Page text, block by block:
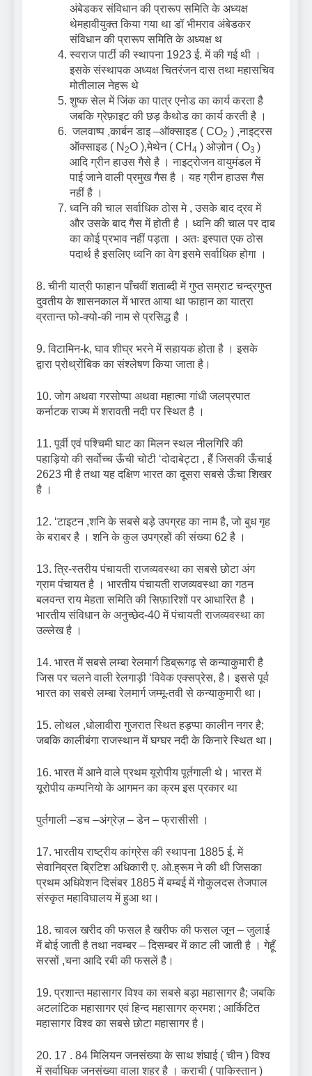
अंबेडकर संविधान की प्रारूप समिति के अध्यक्ष
थेमहावीयुक्त किया गया था डॉ भीमराव अंबेडकर
संविधान की प्रारूप समिति के अध्यक्ष थ
स्वराज पार्टी की स्थापना 1923 ई. में की गई थी ।
इसके संस्थापक अध्यक्ष चितरंजन दास तथा महासचिव
मोतीलाल नेहरू थे
शुष्क सेल में जिंक का पात्र एनोड का कार्य करता है
जबकि ग्रेफ़ाइट की छड़ कैथोड का कार्य करती है ।
जलवाष्प ,कार्बन डाइ –ऑक्साइड ( CO2 ) ,नाइट्रस
ऑक्साइड ( N 2O ),मेथेन ( CH 4 ) ओज़ोन ( O3 )
आदि ग्रीन हाउस गैसे है । नाइट्रोजन वायुमंडल में
पाई जाने वाली प्रमुख गैस है । यह ग्रीन हाउस गैस
नहीं है ।
ध्वनि की चाल सर्वाधिक ठोस मे , उसके बाद द्रव में
और उसके बाद गैस में होती है । ध्वनि की चाल पर दाब
का कोई प्रभाव नहीं पड़ता । अतः इस्पात एक ठोस
पदार्थ है इसलिए ध्वनि का वेग इसमे सर्वाधिक होगा ।
8. चीनी यात्री फाहान पाँचवीं शताब्दी में गुप्त सम्राट चन्द्रगुप्त
दुवतीय के शासनकाल में भारत आया था फाहान का यात्रा
व्रतान्त फो-क्यो-की नाम से प्रसिद्ध है ।
9. विटामिन-k, घाव शीघ्र भरने में सहायक होता है । इसके
द्वारा प्रोथ्रोंबिक का संश्लेषण किया जाता है।
10. जोग अथवा गरसोप्पा अथवा महात्मा गांधी जलप्रपात
कर्नाटक राज्य में शरावती नदी पर स्थित है ।
11. पूर्वी एवं पश्चिमी घाट का मिलन स्थल नीलगिरि की
पहाड़ियो की सर्वोच्च ऊँची चोटी ‘दोदाबेट्टा , हैं जिसकी ऊँचाई
2623 मी है तथा यह दक्षिण भारत का दूसरा सबसे ऊँचा शिखर
है ।
12. ‘टाइटन ,शनि के सबसे बड़े उपग्रह का नाम है, जो बुध गृह
के बराबर है । शनि के कुल उपग्रहों की संख्या 62 है ।
13. त्रि-स्तरीय पंचायती राजव्यवस्था का सबसे छोटा अंग
ग्राम पंचायत है । भारतीय पंचायती राजव्यवस्था का गठन
बलवन्त राय मेहता समिति की सिफ़ारिशों पर आधारित है ।
भारतीय संविधान के अनुच्छेद-40 में पंचायती राजव्यवस्था का
उल्लेख है ।
14. भारत में सबसे लम्बा रेलमार्ग डिब्रूगढ़ से कन्याकुमारी है
जिस पर चलने वाली रेलगाड़ी ‘विवेक एक्सप्रेस, है। इससे पूर्व
भारत का सबसे लम्बा रेलमार्ग जम्मू-तवी से कन्याकुमारी था।
15. लोथल ,धोलावीरा गुजरात स्थित हड़प्पा कालीन नगर है;
जबकि कालीबंगा राजस्थान में घग्घर नदी के किनारे स्थित था।
16. भारत में आने वाले प्रथम यूरोपीय पूर्तगाली थे। भारत में
यूरोपीय कम्पनियो के आगमन का क्रम इस प्रकार था
पुर्तगाली –डच –अंग्रेज़ – डेन – फ्रासीसी ।
17. भारतीय राष्ट्रीय कांग्रेस की स्थापना 1885 ई. में
सेवानिव्रत ब्रिटिश अधिकारी ए. ओ.ह्रूम ने की थी जिसका
प्रथम अधिवेशन दिसंबर 1885 में बम्बई में गोकुलदस तेजपाल
संस्कृत महाविघालय में हुआ था।
18. चावल खरीद की फसल है खरीफ की फसल जून – जुलाई
में बोई जाती है तथा नवम्बर – दिसम्बर में काट ली जाती है । गेहूँ
सरसों ,चना आदि रबी की फसलें है।
19. प्रशान्त महासागर विश्व का सबसे बड़ा महासागर है; जबकि
अटलांटिक महासागर एवं हिन्द महासागर क्रमश ; आर्किटित
महासागर विश्व का सबसे छोटा महासागर है।
20. 17 . 84 मिलियन जनसंख्या के साथ शंघाई ( चीन ) विश्व
में सर्वाधिक जनसंख्या वाला शहर है । कराची ( पाकिस्तान )